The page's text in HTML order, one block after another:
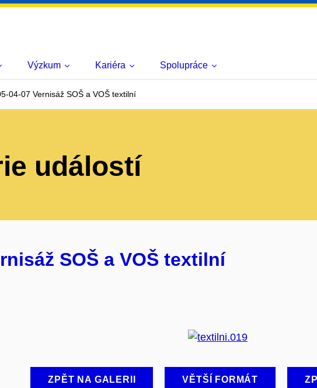
Výzkum Kariéra Spolupráce
04-07 Vernisáž SOŠ a VOŠ textilní
událostí
SOŠ a VOŠ textilní
ZPĚT NA GALERII VĚTŠÍ FORMÁT